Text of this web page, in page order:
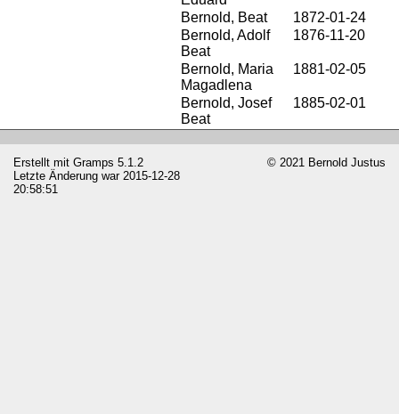
Bernold, Beat
1872-01-24
Bernold, Adolf
Beat
1876-11-20
Bernold, Maria
Magadlena
1881-02-05
Bernold, Josef
Beat
1885-02-01
Erstellt mit Gramps 5.1.2
Letzte Änderung war 2015-12-28
20:58:51
© 2021 Bernold Justus